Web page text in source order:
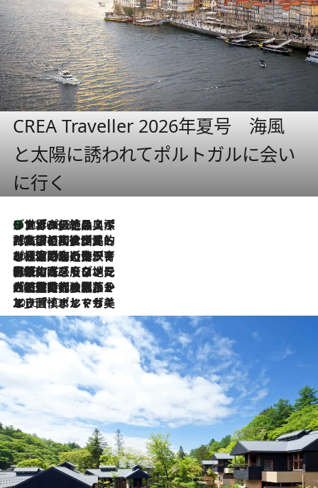
CREA Traveller 2026年夏号 海風
と太陽に誘われてポルトガルに会い
に行く
2026.8.8
リスボンの絶品スイーツ「パステル・デ・ナタ」とは？ポルトガル伝統の奥深い世界へ
2026.7.27
「私の祖国はポルトガル語です」国民的詩人フェルナンド・ペソアと、彼が愛した文学の街を歩く
2026.7.26
ポルトガル近海が育む極上の海の幸。キリリと冷えた白ワインと愉しむ、シーフード専門店の贅沢
2026.7.22
伝統の味をモダンに昇華。高感度な地元客が集う、リスボンの最旬ガストロノミー
2026.7.21
大航海時代の栄華から、震災、独裁、そして革命へ。ポルトガル・首都リスボンの石畳に刻まれた「歴史の光と影」
2026.7.13
エッセイ・ヤマザキマリ「慎ましくも美しき国 ポルトガル」